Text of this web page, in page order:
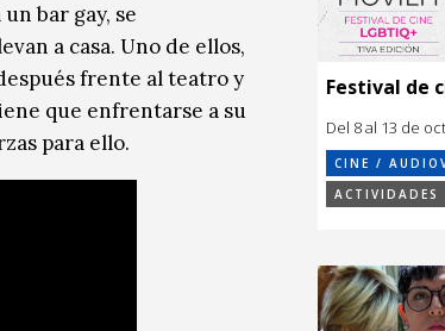
bar gay, se
a casa. Uno de ellos,
frente al teatro y
que enfrentarse a su
para ello.
Festival de
Del 8 al 13 de
CINE /
ACTIVIDADES